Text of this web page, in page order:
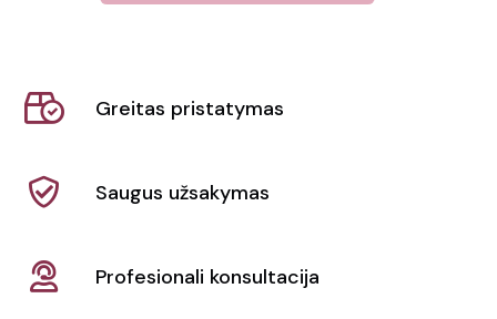
|
Gym
Greitas pristatymas
Saugus užsakymas
Profesionali konsultacija